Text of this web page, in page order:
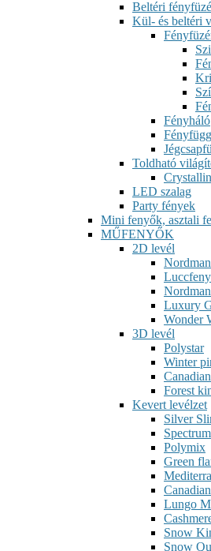
Beltéri
Kül- és beltéri
Fényháló
Toldható
LED szalag
Party fények
Mini fenyők, asztali
MŰFENYŐK
2D levél
Luxury
Wonder
3D levél
Polystar
Winter
Forest
Kevert levélzet
Silver
Spectrum
Polymix
Green
Lungo
Snow
Snow